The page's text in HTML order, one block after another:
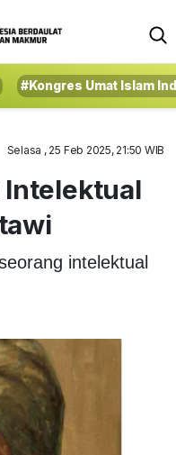
#Kongres Umat Islam
Selasa , 25 Feb 2025, 21:50 WIB
Intelektual
intelektual